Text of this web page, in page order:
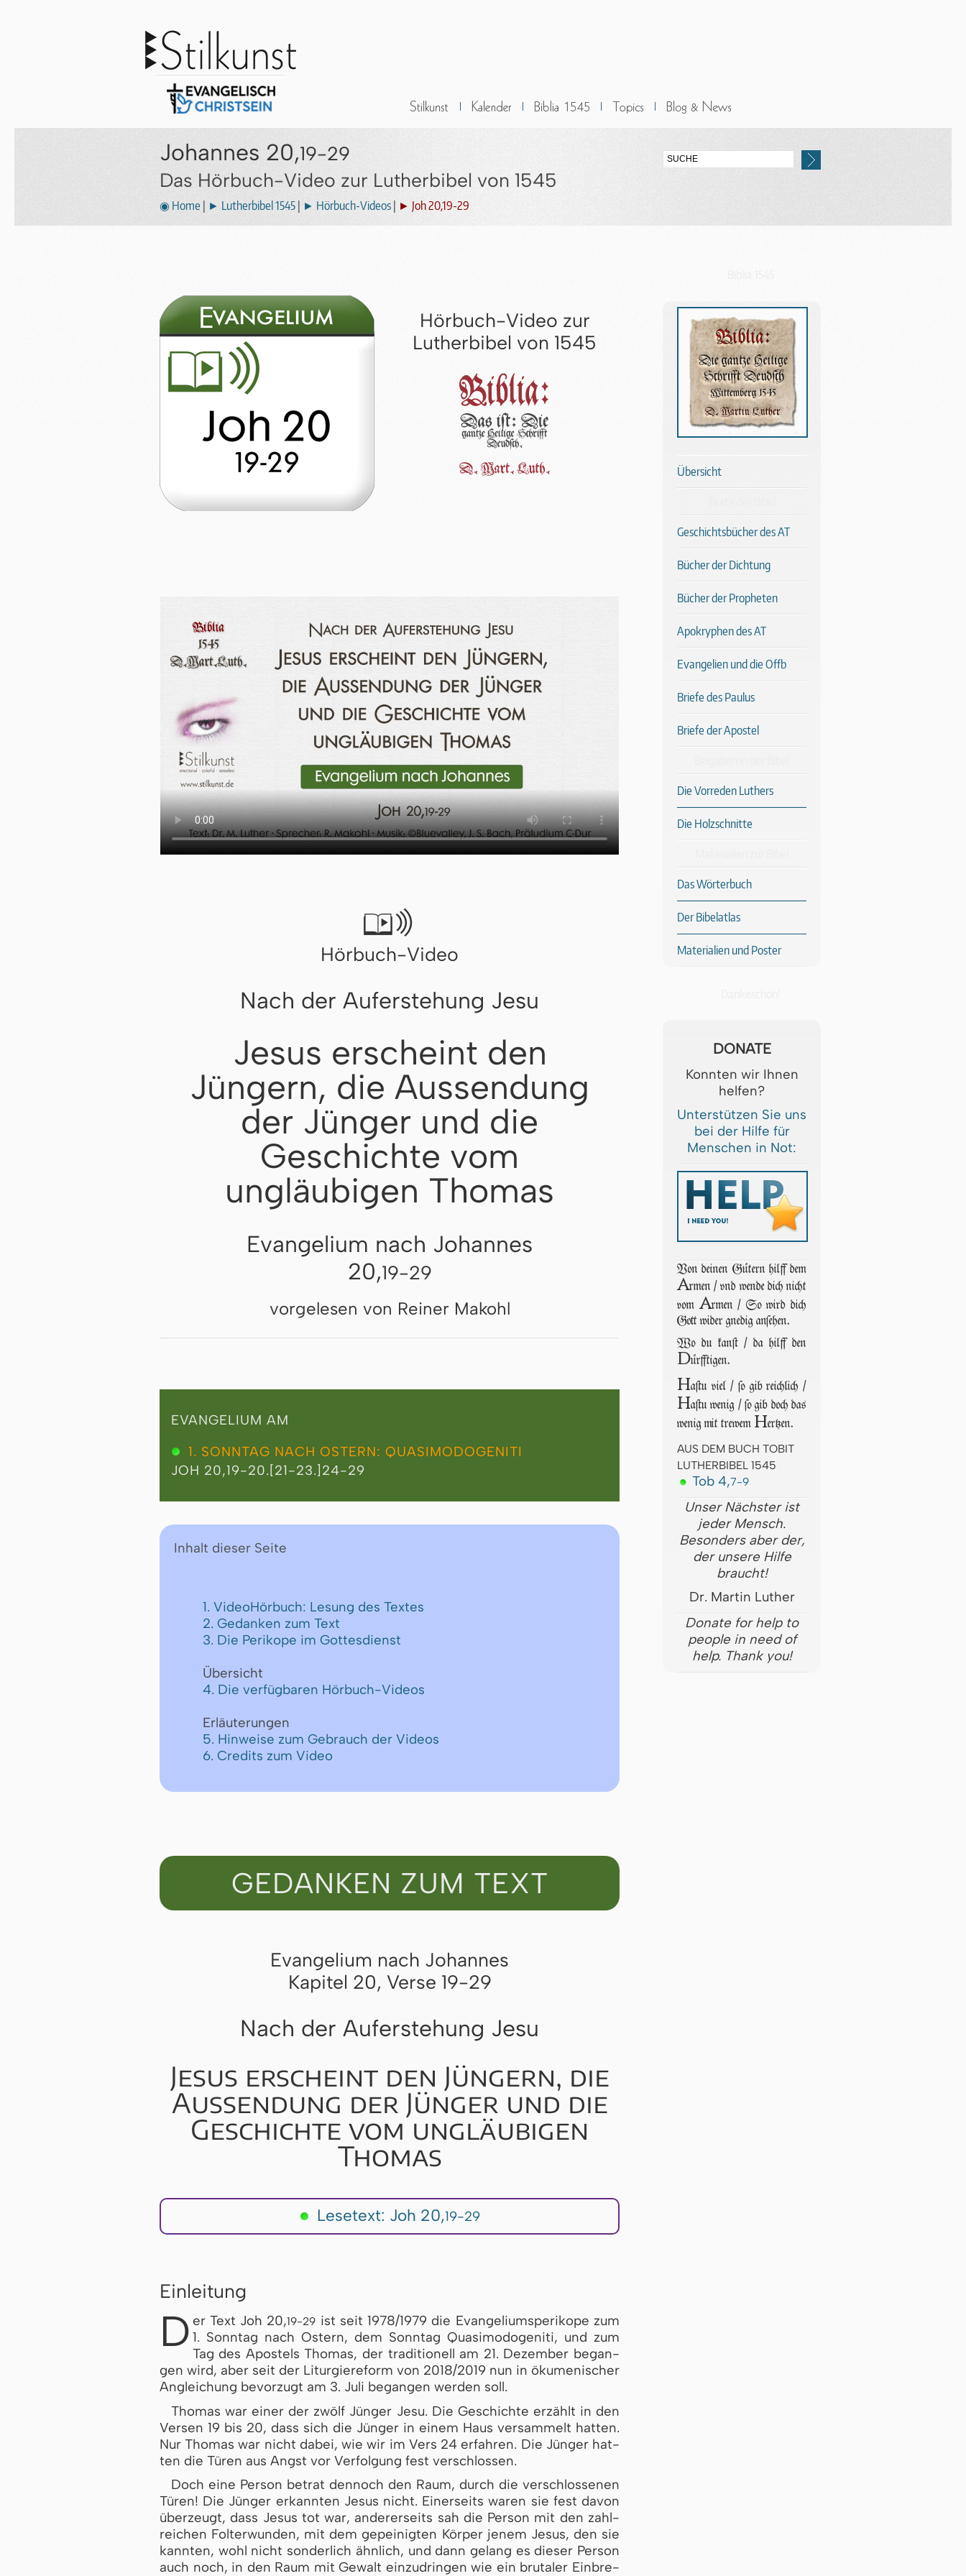
Johannes 20,19-29
Das Hörbuch-Video zur Lutherbibel von 1545
◉ Home ► Lutherbibel 1545 ► Hörbuch-Videos ► Joh 20,19-29
Hörbuch-Video zur
Lutherbibel von 1545

Hörbuch-Video
Nach der Auferstehung Jesu
Jesus erscheint den
Jüngern, die Aussendung
der Jünger und die
Geschichte vom
ungläubigen Thomas
Evangelium nach Johannes
20,19-29
vorgelesen von Reiner Makohl
EVANGELIUM AM
1. SONNTAG NACH OSTERN: QUASIMODOGENITI
JOH 20,19-20.[21-23.]24-29
Inhalt dieser Seite
1. VideoHörbuch: Lesung des Textes
2. Gedanken zum Text
3. Die Perikope im Got­tes­dienst
Übersicht
4. Die verfügbaren Hörbuch-Videos
Erläuterungen
5. Hinweise zum Gebrauch der Videos
6. Credits zum Video
GEDANKEN ZUM TEXT
Evangelium nach Johannes
Kapitel 20, Verse 19-29
Nach der Auferstehung Jesu
Jesus erscheint den Jüngern, die
Aussendung der Jünger und die
Geschichte vom ungläubigen
Thomas
Lesetext: Joh 20,19-29
Einleitung
D er Text Joh 20,19-29 ist seit 1978/1979 die Evan­ge­li­ums­pe­ri­ko­pe zum
1. Sonntag nach Ostern, dem Sonntag Quasimodogeniti, und zum
Tag des Apos­tels Tho­mas, der tra­di­ti­o­nell am 21. De­zem­ber be­gan­
gen wird, aber seit der Li­tur­gie­re­form von 2018/2019 nun in öku­me­ni­scher
An­glei­chung be­vor­zugt am 3. Juli be­gan­gen wer­den soll.
Thomas war einer der zwölf Jün­ger Je­su. Die Ge­schich­te er­zählt in den
Ver­sen 19 bis 20, dass sich die Jün­ger in ei­nem Haus ver­sam­melt hat­ten.
Nur Thomas war nicht da­bei, wie wir im Vers 24 er­fah­ren. Die Jün­ger hat­
ten die Tü­ren aus Angst vor Ver­fol­gung fest ver­schlos­sen.
Doch eine Person betrat den­noch den Raum, durch die ver­schlos­se­nen
Tü­ren! Die Jün­ger er­kann­ten Je­sus nicht. Ei­ner­seits wa­ren sie fest da­von
über­zeugt, dass Je­sus tot war, an­de­rer­seits sah die Per­son mit den zahl­
rei­chen Fol­ter­wun­den, mit dem ge­pei­nig­ten Kör­per je­nem Je­sus, den sie
kann­ten, wohl nicht son­der­lich ähn­lich, und dann ge­lang es die­ser Per­son
auch noch, in den Raum mit Ge­walt ein­zu­drin­gen wie ein bru­ta­ler Ein­bre­
Übersicht
Geschichtsbücher des AT
Bücher der Dichtung
Bücher der Propheten
Apokryphen des AT
Evangelien und die Offb
Briefe des Paulus
Briefe der Apostel
Die Vorreden Luthers
Die Holzschnitte
Das Wörterbuch
Der Bibelatlas
Materialien und Poster
DONATE
Konnten wir Ihnen
helfen?
Unterstützen Sie uns
bei der Hilfe für
Menschen in Not:
Von deinen Gütern hilff dem
Armen / vnd wende dich nicht
vom Armen / So wird dich
Gott wider gnedig anſehen.
Wo du kanſt / da hilff den
Dürfftigen.
Haſtu viel / ſo gib reichlich /
Haſtu wenig / ſo gib doch das
wenig mit trewem Hertzen.
AUS DEM BUCH TOBIT
LUTHERBIBEL 1545
Tob 4,7-9
Unser Nächster ist
jeder Mensch.
Besonders aber der,
der unsere Hilfe
braucht!
Dr. Martin Luther
Donate for help to
people in need of
help. Thank you!